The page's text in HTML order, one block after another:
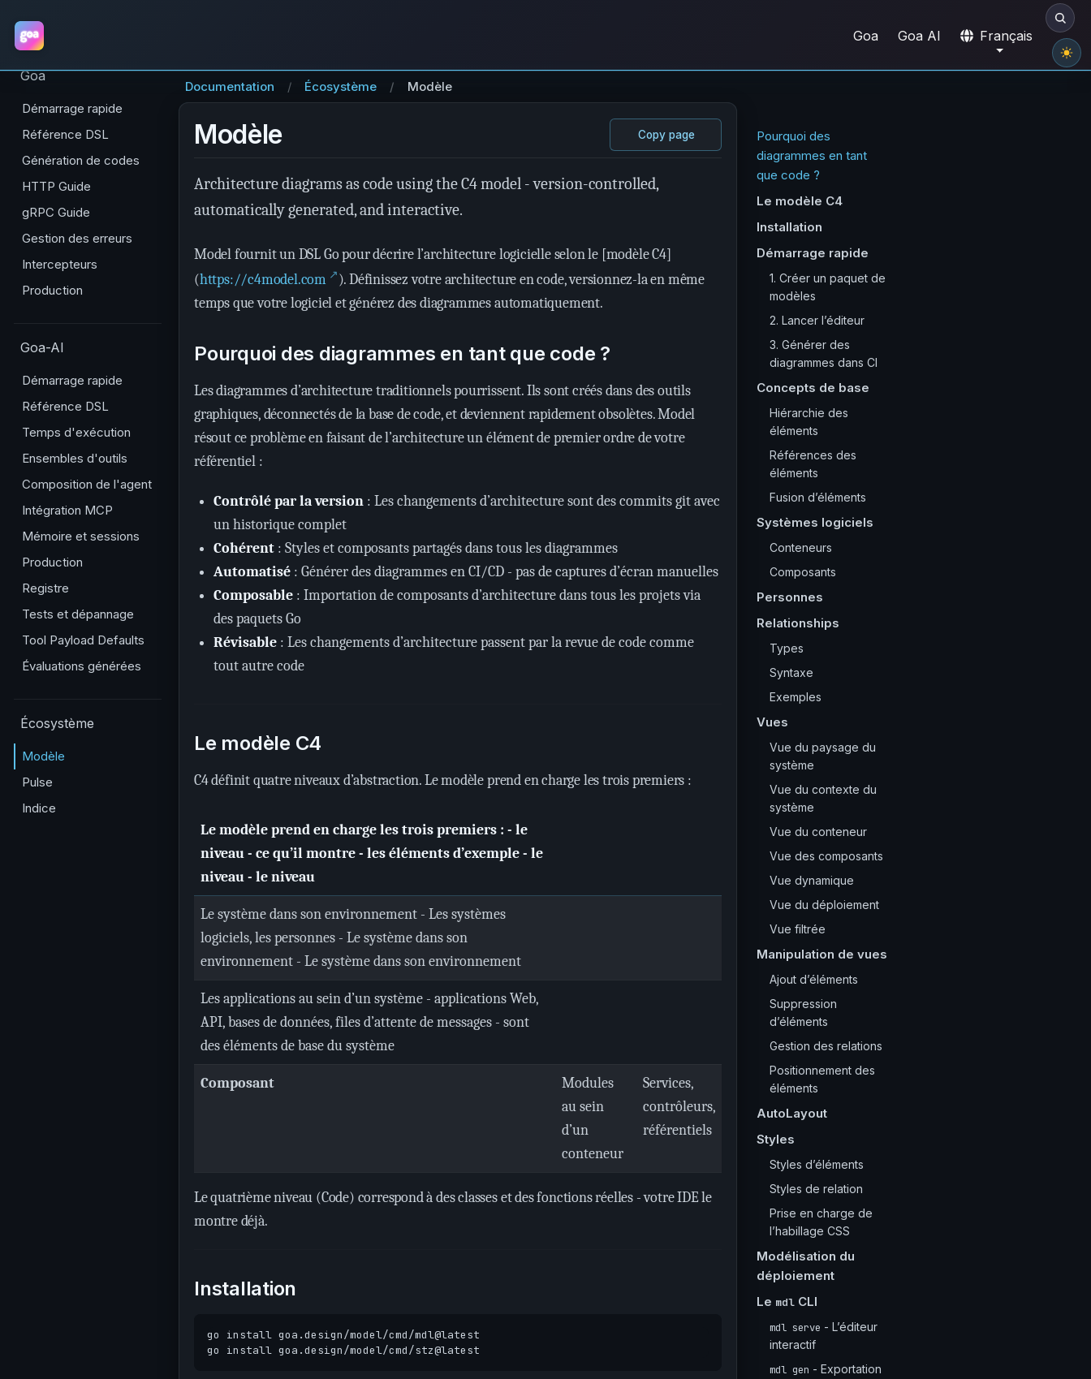
Goa Goa AI Français
Goa
Démarrage rapide
Référence DSL
Génération de codes
HTTP Guide
gRPC Guide
Gestion des erreurs
Intercepteurs
Production
Goa-AI
Démarrage rapide
Référence DSL
Temps d'exécution
Ensembles d'outils
Composition de l'agent
Intégration MCP
Mémoire et sessions
Production
Registre
Tests et dépannage
Tool Payload Defaults
Évaluations générées
Écosystème
Modèle
Pulse
Indice
Pourquoi des
diagrammes en tant
que code ?
Le modèle C4
Installation
Démarrage rapide
1. Créer un paquet de
modèles
2. Lancer l’éditeur
3. Générer des
diagrammes dans CI
Concepts de base
Hiérarchie des
éléments
Références des
éléments
Fusion d’éléments
Systèmes logiciels
Conteneurs
Composants
Personnes
Relationships
Types
Syntaxe
Exemples
Vues
Vue du paysage du
système
Vue du contexte du
système
Vue du conteneur
Vue des composants
Vue dynamique
Vue du déploiement
Vue filtrée
Manipulation de vues
Ajout d’éléments
Suppression
d’éléments
Gestion des relations
Positionnement des
éléments
AutoLayout
Styles
Styles d’éléments
Styles de relation
Prise en charge de
l’habillage CSS
Modélisation du
déploiement
Le mdl CLI
mdl serve - L’éditeur
interactif
mdl gen - Exportation
Documentation Écosystème Modèle
Modèle Copy page
Architecture diagrams as code using the C4 model - version-controlled,
automatically generated, and interactive.
Model fournit un DSL Go pour décrire l’architecture logicielle selon le [modèle C4]
(https://c4model.com ↗ ). Définissez votre architecture en code, versionnez-la en même
temps que votre logiciel et générez des diagrammes automatiquement.
Pourquoi des diagrammes en tant que code ?
Les diagrammes d’architecture traditionnels pourrissent. Ils sont créés dans des outils
graphiques, déconnectés de la base de code, et deviennent rapidement obsolètes. Model
résout ce problème en faisant de l’architecture un élément de premier ordre de votre
référentiel :
Contrôlé par la version : Les changements d’architecture sont des commits git avec
un historique complet
Cohérent : Styles et composants partagés dans tous les diagrammes
Automatisé : Générer des diagrammes en CI/CD - pas de captures d’écran manuelles
Composable : Importation de composants d’architecture dans tous les projets via
des paquets Go
Révisable : Les changements d’architecture passent par la revue de code comme
tout autre code
Le modèle C4
C4 définit quatre niveaux d’abstraction. Le modèle prend en charge les trois premiers :
Le modèle prend en charge les trois premiers : - le
niveau - ce qu’il montre - les éléments d’exemple - le
niveau - le niveau
Le système dans son environnement - Les systèmes
logiciels, les personnes - Le système dans son
environnement - Le système dans son environnement
Les applications au sein d’un système - applications Web,
API, bases de données, files d’attente de messages - sont
des éléments de base du système
Composant
Modules
au sein
d’un
conteneur
Services,
contrôleurs,
référentiels
Le quatrième niveau (Code) correspond à des classes et des fonctions réelles - votre IDE le
montre déjà.
Installation